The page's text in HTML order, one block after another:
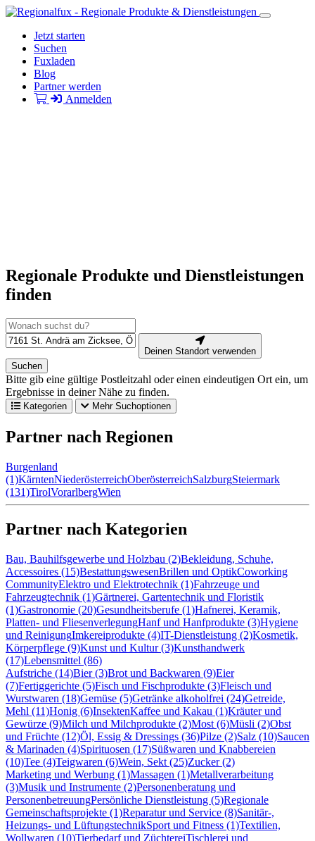
Jetzt starten
Suchen
Fuxladen
Blog
Partner werden
Anmelden
Regionale Produkte und Dienstleistungen
finden
Deinen Standort verwenden
Suchen
Bitte gib eine gültige Postleitzahl oder einen eindeutigen Ort ein, um
Ergebnisse in deiner Nähe zu finden.
Kategorien Mehr Suchoptionen
Partner nach Regionen
Burgenland
(1)KärntenNiederösterreichOberösterreichSalzburgSteiermark
(131)TirolVorarlbergWien
Partner nach Kategorien
Bau, Bauhilfsgewerbe und Holzbau (2)Bekleidung, Schuhe,
Accessoires (15)BestattungswesenBrillen und OptikCoworking
CommunityElektro und Elektrotechnik (1)Fahrzeuge und
Fahrzeugtechnik (1)Gärtnerei, Gartentechnik und Floristik
(1)Gastronomie (20)Gesundheitsberufe (1)Hafnerei, Keramik,
Platten- und FliesenverlegungHanf und Hanfprodukte (3)Hygiene
und ReinigungImkereiprodukte (4)IT-Dienstleistung (2)Kosmetik,
Körperpflege (9)Kunst und Kultur (3)Kunsthandwerk
(17)Lebensmittel (86)
Aufstriche (14)Bier (3)Brot und Backwaren (9)Eier
(7)Fertiggerichte (5)Fisch und Fischprodukte (3)Fleisch und
Wurstwaren (18)Gemüse (5)Getränke alkoholfrei (24)Getreide,
Mehl (11)Honig (6)InsektenKaffee und Kakau (1)Kräuter und
Gewürze (9)Milch und Milchprodukte (2)Most (6)Müsli (2)Obst
und Früchte (12)Öl, Essig & Dressings (36)Pilze (2)Salz (10)Saucen
& Marinaden (4)Spirituosen (17)Süßwaren und Knabbereien
(10)Tee (4)Teigwaren (6)Wein, Sekt (25)Zucker (2)
Marketing und Werbung (1)Massagen (1)Metallverarbeitung
(3)Musik und Instrumente (2)Personenberatung und
PersonenbetreuungPersönliche Dienstleistung (5)Regionale
Gemeinschaftsprojekte (1)Reparatur und Service (8)Sanitär-,
Heizungs- und LüftungstechnikSport und Fitness (1)Textilien,
Wollwaren (10)Tierbedarf und ZüchtereiTischlerei und